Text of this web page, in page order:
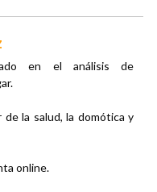
en el análisis de
la salud, la domótica y
online.